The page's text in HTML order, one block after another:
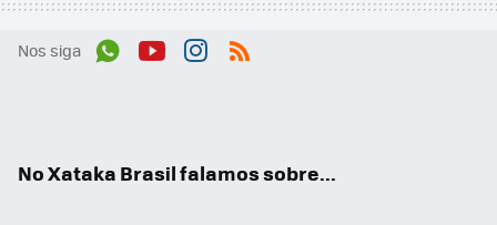
Nos siga
No Xataka Brasil falamos sobre...